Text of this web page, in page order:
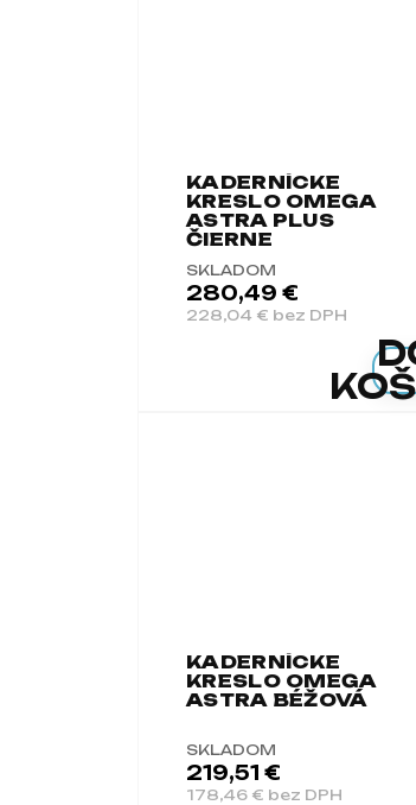
KADERNÍCKE
KRESLO OMEGA
ASTRA PLUS
ČIERNE
SKLADOM
228,04 € bez DPH
280,49 €
KADERNÍCKE
KRESLO OMEGA
ASTRA BÉŽOVÁ
SKLADOM
178,46 € bez DPH
219,51 €